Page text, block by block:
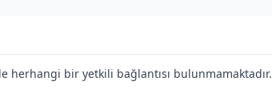
herhangi bir yetkili bağlantısı bulunmamaktadır.